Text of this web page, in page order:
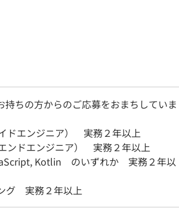
持ちの方からのご応募をおまちしていま
ドエンジニア） 実務２年以上
ンドエンジニア） 実務２年以上
Kotlin のいずれか 実務２年以
グ 実務２年以上